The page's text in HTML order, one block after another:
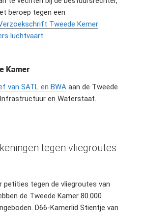
beroep tegen een
Tweede Kemer
luchtvaart
Kamer
van SATL en BWA aan de Tweede
en Waterstaat.
tegen vliegroutes
petities tegen de vliegroutes van
de Tweede Kamer 80.000
D66-Kamerlid Stientje van